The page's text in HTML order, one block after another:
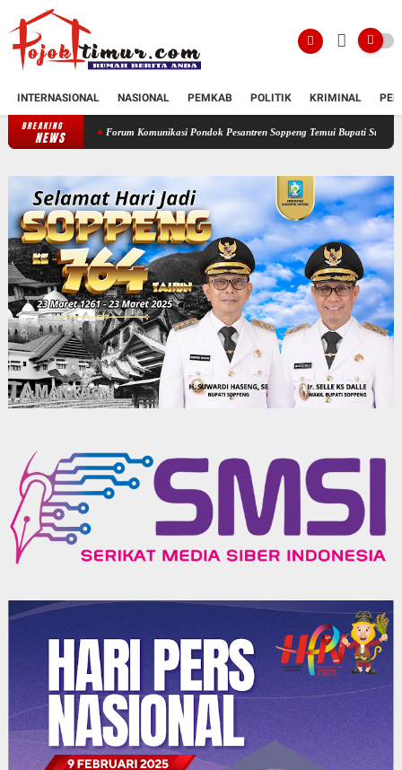
INTERNASIONAL NASIONAL PEMKAB POLITIK KRIMINAL
BREAKING
NEWS
Forum Komunikasi Pondok Pesantren Soppeng Temui Bupati Suwardi Haseng